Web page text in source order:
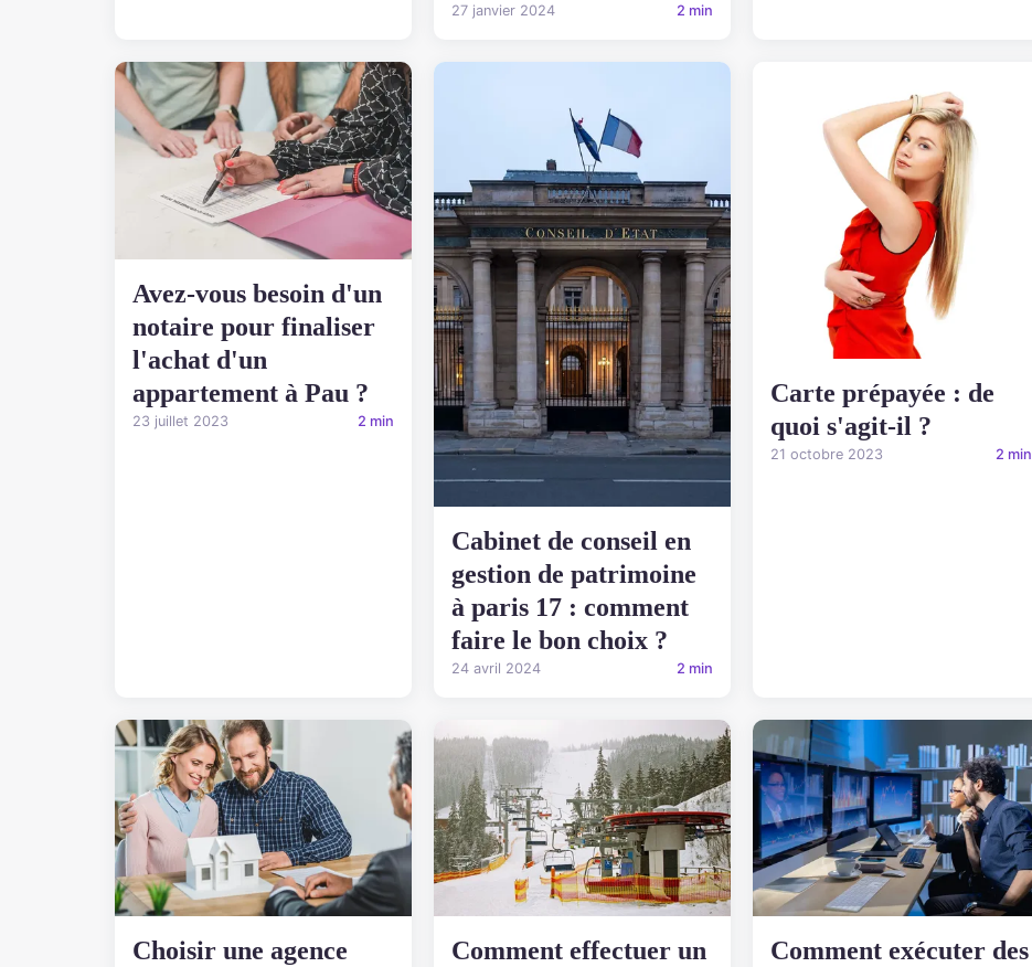
27 janvier 2024 2 min
Avez-vous besoin d'un
notaire pour finaliser
l'achat d'un
appartement à Pau ?
23 juillet 2023 2 min
Cabinet de conseil en
gestion de patrimoine
à paris 17 : comment
faire le bon choix ?
24 avril 2024 2 min
Carte prépayée : de
quoi s'agit-il ?
21 octobre 2023 2 min
Choisir une agence
Comment effectuer un
Comment exécuter des